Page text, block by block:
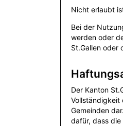
Nicht erlaubt
Bei der
werden oder
St.Gallen oder
Der Kanton
Vollständigkeit
Gemeinden
dafür, dass die